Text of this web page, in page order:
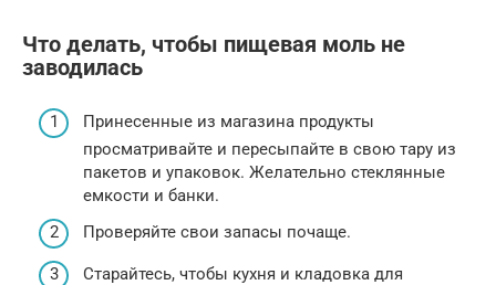
Что делать, чтобы пищевая моль не
заводилась
Принесенные из магазина продукты
просматривайте и пересыпайте в свою тару из
пакетов и упаковок. Желательно стеклянные
емкости и банки.
Проверяйте свои запасы почаще.
Старайтесь, чтобы кухня и кладовка для